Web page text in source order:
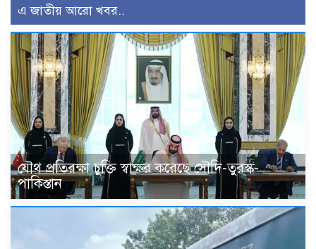
এ জাতীয় আরো খবর..
যৌথ প্রতিরক্ষা চুক্তি স্বাক্ষর করেছে সৌদি-তুরস্ক-
পাকিস্তান